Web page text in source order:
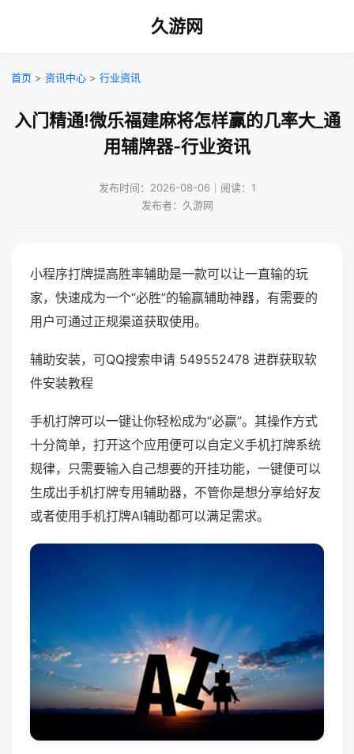
久游网
首页 > 资讯中心 > 行业资讯
入门精通!微乐福建麻将怎样赢的几率大_通
用辅牌器-行业资讯
发布时间：2026-08-06｜阅读：1
发布者：久游网
小程序打牌提高胜率辅助是一款可以让一直输的玩
家，快速成为一个“必胜”的输赢辅助神器，有需要的
用户可通过正规渠道获取使用。
辅助安装，可QQ搜索申请 549552478 进群获取软
件安装教程
手机打牌可以一键让你轻松成为“必赢”。其操作方式
十分简单，打开这个应用便可以自定义手机打牌系统
规律，只需要输入自己想要的开挂功能，一键便可以
生成出手机打牌专用辅助器，不管你是想分享给好友
或者使用手机打牌AI辅助都可以满足需求。